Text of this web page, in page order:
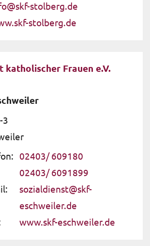
stolberg.de
stolberg.de
katholischer Frauen e.V.
3
02403/ 609180
02403/ 6091899
sozialdienst@skf-
eschweiler.de
www.skf-eschweiler.de